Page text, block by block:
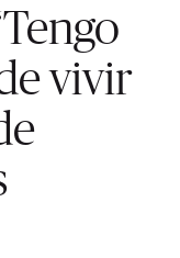
vivir